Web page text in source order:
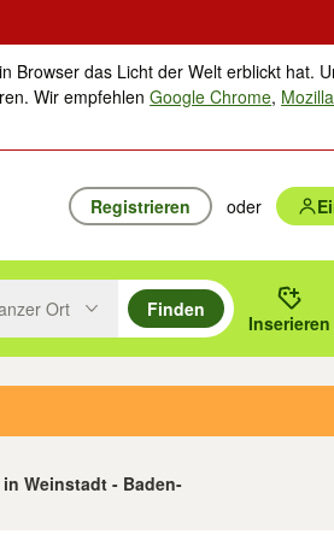
Browser das Licht der Welt erblickt hat.
Wir empfehlenGoogle Chrome,
Registrieren oder
oben/unten durchsuchen und mit
drücken um zu suchen, oder
Ort
Finden
Inserieren
Weinstadt - Baden-